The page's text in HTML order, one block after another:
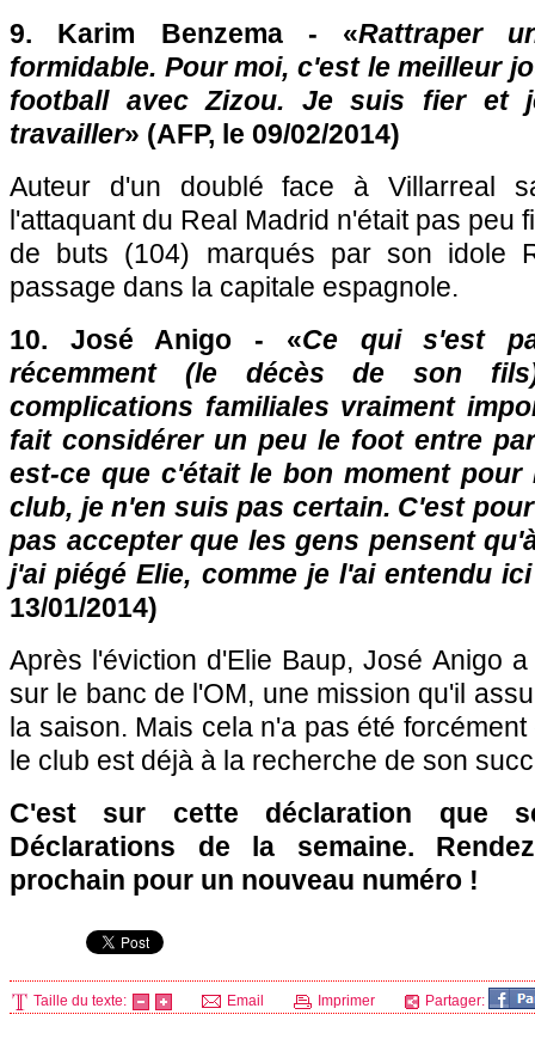
9. Karim Benzema - «Rattraper
formidable. Pour moi, c'est le meilleur
football avec Zizou. Je suis fier et
travailler» (AFP, le 09/02/2014)
Auteur d'un doublé face à Villarreal
l'attaquant du Real Madrid n'était pas peu
de buts (104) marqués par son idole
passage dans la capitale espagnole.
10. José Anigo - «Ce qui s'est
récemment (le décès de son
complications familiales vraiment
fait considérer un peu le foot entre
est-ce que c'était le bon moment pour
club, je n'en suis pas certain. C'est
pas accepter que les gens pensent
j'ai piégé Elie, comme je l'ai entendu
13/01/2014)
Après l'éviction d'Elie Baup, José Anigo
sur le banc de l'OM, une mission qu'il
la saison. Mais cela n'a pas été
le club est déjà à la recherche de son
C'est sur cette déclaration que
Déclarations de la semaine.
prochain pour un nouveau numéro !
Taille du texte: Email Imprimer Partager: